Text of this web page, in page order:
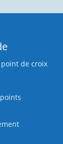
de croix